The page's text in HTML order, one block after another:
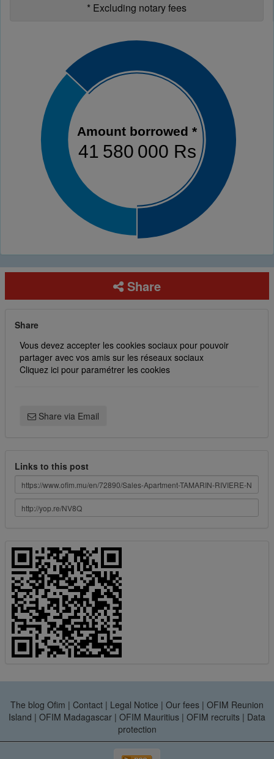
* Excluding notary fees
Amount borrowed *
41 580 000 Rs
Share
Share
Vous devez accepter les cookies sociaux pour pouvoir
partager avec vos amis sur les réseaux sociaux
Cliquez ici pour paramétrer les cookies
Share via Email
Links to this post
The blog Ofim | Contact | Legal Notice | Our fees | OFIM Reunion
Island | OFIM Madagascar | OFIM Mauritius | OFIM recruits | Data
protection